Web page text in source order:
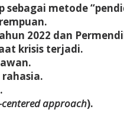
metode
2022 dan
krisis terjadi.
approach).